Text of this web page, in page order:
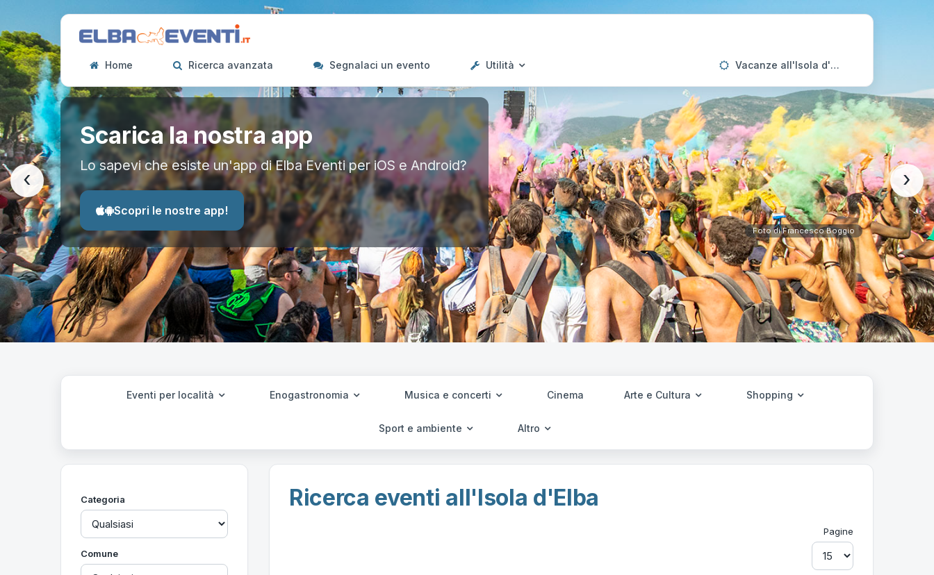
Home Ricerca avanzata Segnalaci un evento Utilità Vacanze all'Isola d'Elba
Scarica la nostra app
Lo sapevi che esiste un'app di Elba Eventi per iOS e Android?
Scopri le nostre app!
Foto di Francesco Boggio
‹ ›
Eventi per località Enogastronomia Musica e concerti Cinema Arte e Cultura Shopping
Sport e ambiente Altro
Categoria
Comune
Ricerca eventi all'Isola d'Elba
Pagine